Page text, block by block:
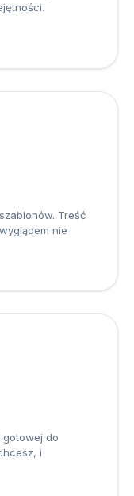
Treść
nie
do
i